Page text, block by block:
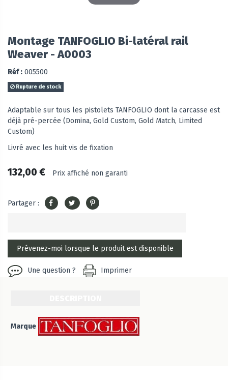
Montage TANFOGLIO Bi-latéral rail
Weaver - A0003
Réf : 005500
Rupture de stock
Adaptable sur tous les pistolets TANFOGLIO dont la carcasse est
déjà pré-percée (Domina, Gold Custom, Gold Match, Limited
Custom)
Livré avec les huit vis de fixation
132,00 € Prix affiché non garanti
Partager :
Une question ? Imprimer
Marque